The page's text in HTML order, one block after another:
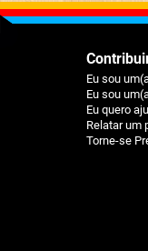
Eu sou
Eu sou
Eu quero
Relatar um
Torne-se